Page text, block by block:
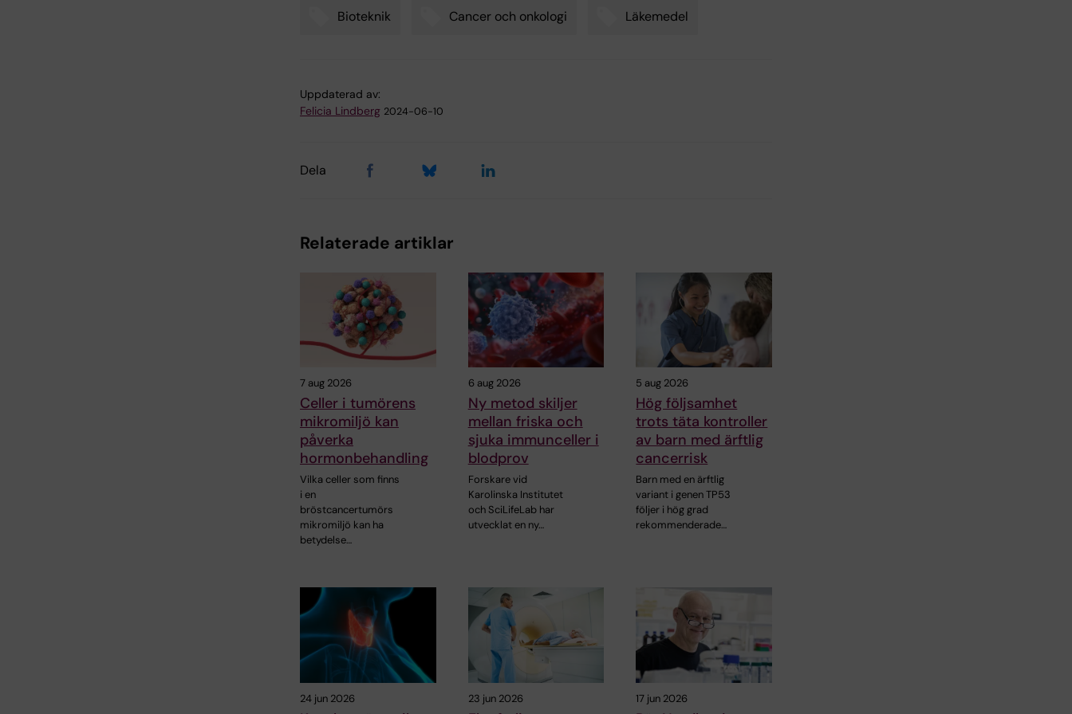
Bioteknik Cancer och onkologi Läkemedel
Uppdaterad av:
Felicia Lindberg 2024-06-10
Dela
Relaterade artiklar
7 aug 2026
Celler i tumörens
mikromiljö kan
påverka
hormonbehandling
Vilka celler som finns
i en
bröstcancertumörs
mikromiljö kan ha
betydelse…
6 aug 2026
Ny metod skiljer
mellan friska och
sjuka immunceller i
blodprov
Forskare vid
Karolinska Institutet
och SciLifeLab har
utvecklat en ny…
5 aug 2026
Hög följsamhet
trots täta kontroller
av barn med ärftlig
cancerrisk
Barn med en ärftlig
variant i genen TP53
följer i hög grad
rekommenderade…
24 jun 2026 23 jun 2026 17 jun 2026